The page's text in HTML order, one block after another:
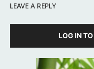
LEAVE A REPLY
LOG IN